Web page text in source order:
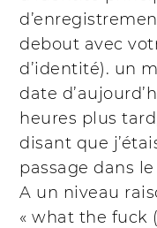
debout avec
d’identité). un
date
heures plus
disant que
passage dans
A un niveau
« what the fuck